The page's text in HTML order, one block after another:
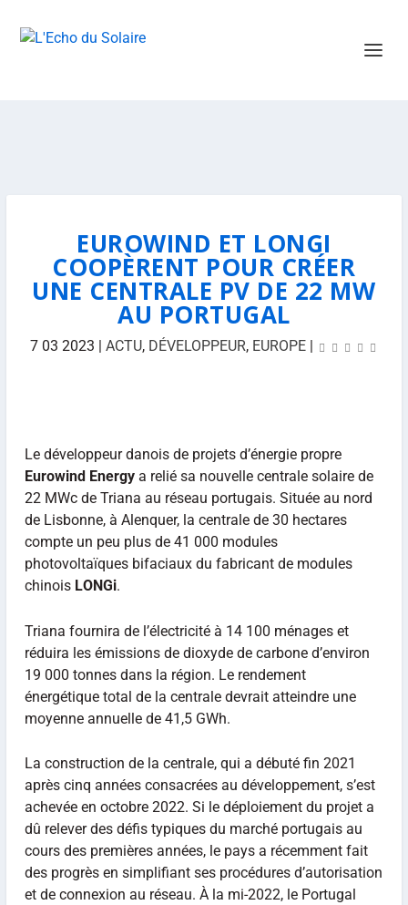
EUROWIND ET LONGI
COOPÈRENT POUR CRÉER
UNE CENTRALE PV DE 22 MW
AU PORTUGAL
7 03 2023 |ACTU, DÉVELOPPEUR, EUROPE |
Le développeur danois de projets d’énergie propre
Eurowind Energy a relié sa nouvelle centrale solaire de
22 MWc de Triana au réseau portugais. Située au nord
de Lisbonne, à Alenquer, la centrale de 30 hectares
compte un peu plus de 41 000 modules
photovoltaïques bifaciaux du fabricant de modules
chinois LONGi.
Triana fournira de l’électricité à 14 100 ménages et
réduira les émissions de dioxyde de carbone d’environ
19 000 tonnes dans la région. Le rendement
énergétique total de la centrale devrait atteindre une
moyenne annuelle de 41,5 GWh.
La construction de la centrale, qui a débuté fin 2021
après cinq années consacrées au développement, s’est
achevée en octobre 2022. Si le déploiement du projet a
dû relever des défis typiques du marché portugais au
cours des premières années, le pays a récemment fait
des progrès en simplifiant ses procédures d’autorisation
et de connexion au réseau. À la mi-2022, le Portugal